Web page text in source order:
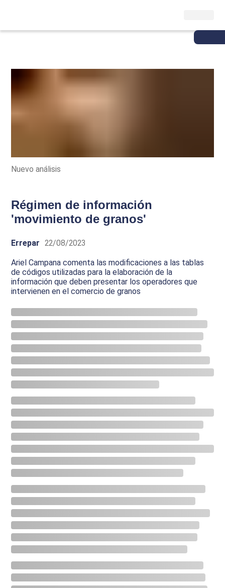
Nuevo análisis
Régimen de información
'movimiento de granos'
Errepar 22/08/2023
Ariel Campana comenta las modificaciones a las tablas
de códigos utilizadas para la elaboración de la
información que deben presentar los operadores que
intervienen en el comercio de granos